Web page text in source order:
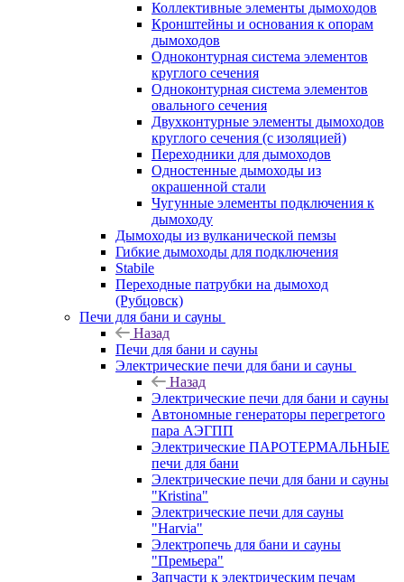
Коллективные элементы дымоходов
Кронштейны и основания к опорам
дымоходов
Одноконтурная система элементов
круглого сечения
Одноконтурная система элементов
овального сечения
Двухконтурные элементы дымоходов
круглого сечения (с изоляцией)
Переходники для дымоходов
Одностенные дымоходы из
окрашенной стали
Чугунные элементы подключения к
дымоходу
Дымоходы из вулканической пемзы
Гибкие дымоходы для подключения
Stabile
Переходные патрубки на дымоход
(Рубцовск)
Печи для бани и сауны
Назад
Печи для бани и сауны
Электрические печи для бани и сауны
Назад
Электрические печи для бани и сауны
Автономные генераторы перегретого
пара АЭГПП
Электрические ПАРОТЕРМАЛЬНЫЕ
печи для бани
Электрические печи для бани и сауны
"Кristina"
Электрические печи для сауны
"Harvia"
Электропечь для бани и сауны
"Премьера"
Запчасти к электрическим печам